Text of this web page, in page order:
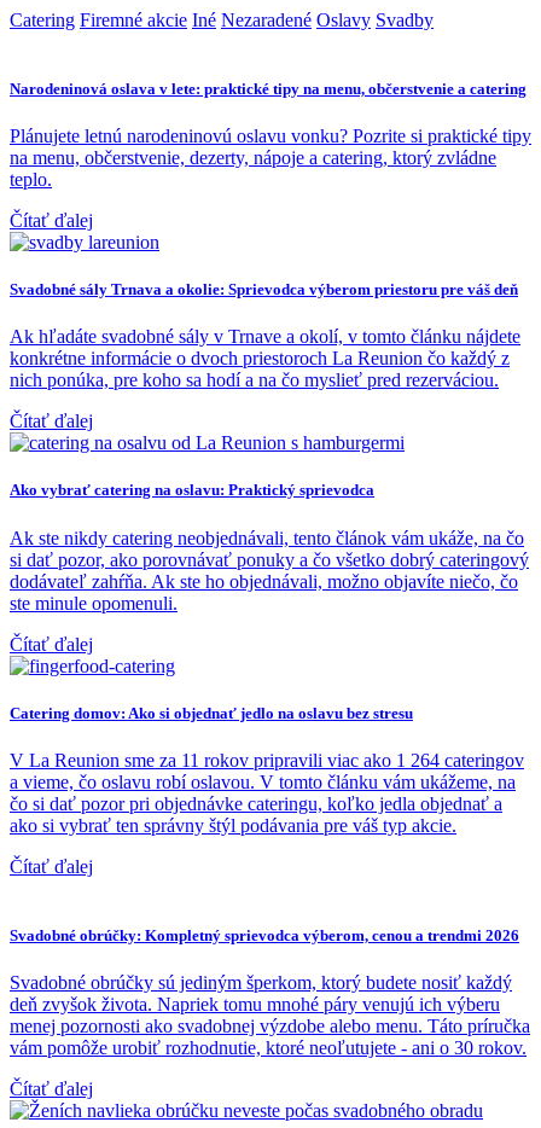
Catering Firemné akcie Iné Nezaradené Oslavy Svadby
Narodeninová oslava v lete: praktické tipy na menu, občerstvenie a catering
Plánujete letnú narodeninovú oslavu vonku? Pozrite si praktické tipy
na menu, občerstvenie, dezerty, nápoje a catering, ktorý zvládne
teplo.
Čítať ďalej
Svadobné sály Trnava a okolie: Sprievodca výberom priestoru pre váš deň
Ak hľadáte svadobné sály v Trnave a okolí, v tomto článku nájdete
konkrétne informácie o dvoch priestoroch La Reunion čo každý z
nich ponúka, pre koho sa hodí a na čo myslieť pred rezerváciou.
Čítať ďalej
Ako vybrať catering na oslavu: Praktický sprievodca
Ak ste nikdy catering neobjednávali, tento článok vám ukáže, na čo
si dať pozor, ako porovnávať ponuky a čo všetko dobrý cateringový
dodávateľ zahŕňa. Ak ste ho objednávali, možno objavíte niečo, čo
ste minule opomenuli.
Čítať ďalej
Catering domov: Ako si objednať jedlo na oslavu bez stresu
V La Reunion sme za 11 rokov pripravili viac ako 1 264 cateringov
a vieme, čo oslavu robí oslavou. V tomto článku vám ukážeme, na
čo si dať pozor pri objednávke cateringu, koľko jedla objednať a
ako si vybrať ten správny štýl podávania pre váš typ akcie.
Čítať ďalej
Svadobné obrúčky: Kompletný sprievodca výberom, cenou a trendmi 2026
Svadobné obrúčky sú jediným šperkom, ktorý budete nosiť každý
deň zvyšok života. Napriek tomu mnohé páry venujú ich výberu
menej pozornosti ako svadobnej výzdobe alebo menu. Táto príručka
vám pomôže urobiť rozhodnutie, ktoré neoľutujete - ani o 30 rokov.
Čítať ďalej